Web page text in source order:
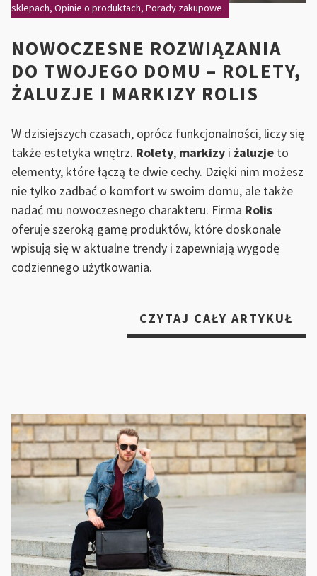
sklepach, Opinie o produktach, Porady zakupowe
NOWOCZESNE ROZWIĄZANIA
DO TWOJEGO DOMU – ROLETY,
ŻALUZJE I MARKIZY ROLIS
W dzisiejszych czasach, oprócz funkcjonalności, liczy się
także estetyka wnętrz. Rolety, markizy i żaluzje to
elementy, które łączą te dwie cechy. Dzięki nim możesz
nie tylko zadbać o komfort w swoim domu, ale także
nadać mu nowoczesnego charakteru. Firma Rolis
oferuje szeroką gamę produktów, które doskonale
wpisują się w aktualne trendy i zapewniają wygodę
codziennego użytkowania.
CZYTAJ CAŁY ARTYKUŁ
–
I